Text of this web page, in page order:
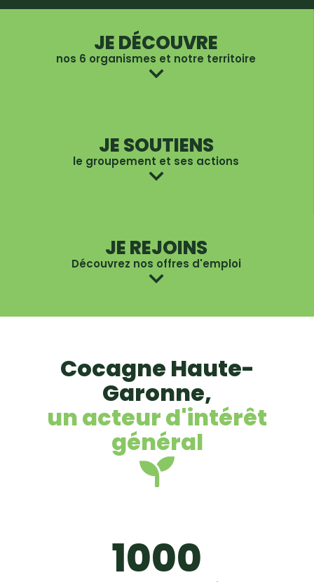
JE DÉCOUVRE
nos 6 organismes et notre territoire
JE SOUTIENS
le groupement et ses actions
JE REJOINS
Découvrez nos offres d'emploi
Cocagne Haute-
Garonne,
un acteur d'intérêt
général
1000